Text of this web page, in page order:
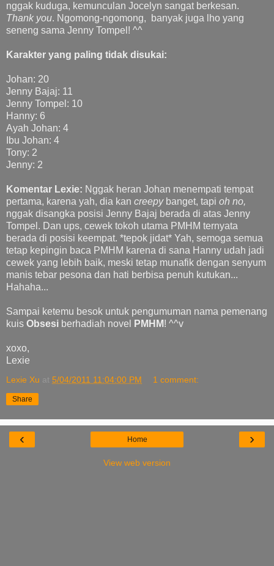
nggak kuduga, kemunculan Jocelyn sangat berkesan.
Thank you. Ngomong-ngomong, banyak juga lho yang
seneng sama Jenny Tompel! ^^
Karakter yang paling tidak disukai:
Johan: 20
Jenny Bajaj: 11
Jenny Tompel: 10
Hanny: 6
Ayah Johan: 4
Ibu Johan: 4
Tony: 2
Jenny: 2
Komentar Lexie: Nggak heran Johan menempati tempat
pertama, karena yah, dia kan creepybanget, tapi oh no,
nggak disangka posisi Jenny Bajaj berada di atas Jenny
Tompel. Dan ups, cewek tokoh utama PMHM ternyata
berada di posisi keempat. *tepok jidat* Yah, semoga semua
tetap kepingin baca PMHM karena di sana Hanny udah jadi
cewek yang lebih baik, meski tetap munafik dengan senyum
manis tebar pesona dan hati berbisa penuh kutukan...
Hahaha...
Sampai ketemu besok untuk pengumuman nama pemenang
kuis Obsesi berhadiah novel PMHM! ^^v
xoxo,
Lexie
Lexie Xu at 5/04/2011 11:04:00 PM 1 comment:
Share
‹ ›
Home
View web version